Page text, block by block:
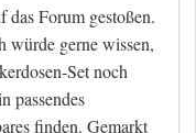
Forum gestoßen.
würde gerne wissen,
Set noch
passendes
finden. Gemarkt